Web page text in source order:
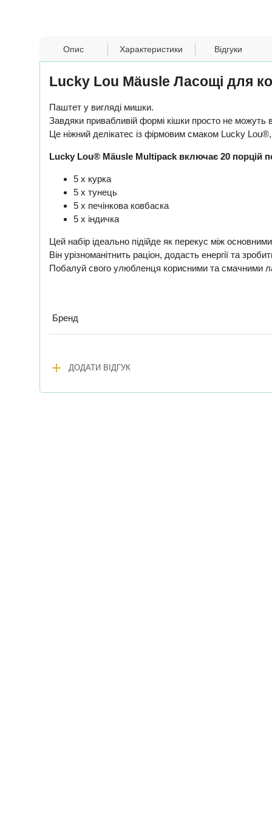
Опис Характеристики Відгуки
Lucky Lou Mäusle Ласощі для
Паштет у вигляді мишки.
Завдяки привабливій формі кішки просто не можуть
Це ніжний делікатес із фірмовим смаком Lucky
Lucky Lou® Mäusle Multipack включає 20 порцій
5 x курка
5 x тунець
5 x печінкова ковбаска
5 x індичка
Цей набір ідеально підійде як перекус між
Він урізноманітнить раціон, додасть енергії та
Побалуй свого улюбленця корисними та смачними
Бренд
add ДОДАТИ ВІДГУК